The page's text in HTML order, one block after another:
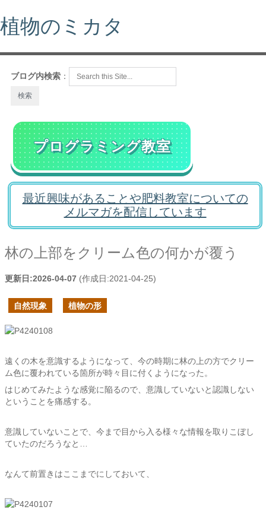
植物のミカタ
ブログ内検索 ：
プログラミング教室
最近興味があることや肥料教室についての
メルマガを配信しています
林の上部をクリーム色の何かが覆う
更新日:2026-04-07 (作成日:2021-04-25)
自然現象 植物の形
遠くの木を意識するようになって、今の時期に林の上の方でクリー
ム色に覆われている箇所が時々目に付くようになった。
はじめてみたような感覚に陥るので、意識していないと認識しない
ということを痛感する。
意識していないことで、今まで目から入る様々な情報を取りこぼし
ていたのだろうなと…
なんて前置きはここまでにしておいて、